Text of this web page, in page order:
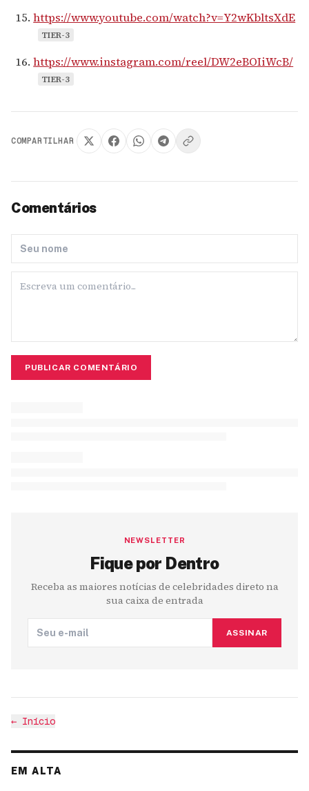
https://www.youtube.com/watch?v=Y2wKbltsXdE
TIER-3
https://www.instagram.com/reel/DW2eBOIiWcB/
TIER-3
COMPARTILHAR
Comentários
PUBLICAR COMENTÁRIO
NEWSLETTER
Fique por Dentro
Receba as maiores notícias de celebridades direto na
sua caixa de entrada
ASSINAR
← Início
EM ALTA